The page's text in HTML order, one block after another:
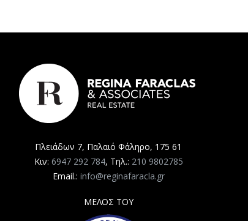
Πλειάδων 7, Παλαιό Φάληρο, 175 61
Κιν: 6947 292 784, Τηλ.: 210 9802785
Email.: info@reginafaracla.gr
ΜΕΛΟΣ ΤΟΥ